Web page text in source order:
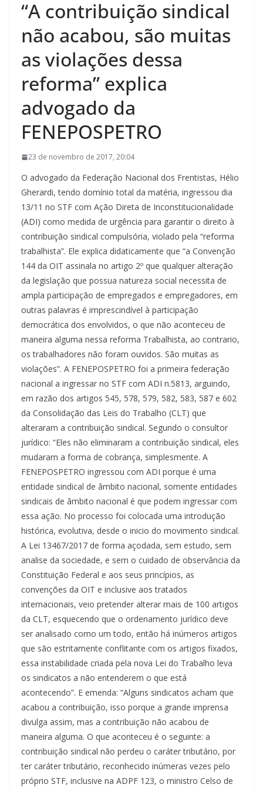
“A contribuição sindical
não acabou, são muitas
as violações dessa
reforma” explica
advogado da
FENEPOSPETRO
23 de novembro de 2017, 20:04
O advogado da Federação Nacional dos Frentistas, Hélio
Gherardi, tendo domínio total da matéria, ingressou dia
13/11 no STF com Ação Direta de Inconstitucionalidade
(ADI) como medida de urgência para garantir o direito à
contribuição sindical compulsória, violado pela “reforma
trabalhista”. Ele explica didaticamente que “a Convenção
144 da OIT assinala no artigo 2º que qualquer alteração
da legislação que possua natureza social necessita de
ampla participação de empregados e empregadores, em
outras palavras é imprescindível à participação
democrática dos envolvidos, o que não aconteceu de
maneira alguma nessa reforma Trabalhista, ao contrario,
os trabalhadores não foram ouvidos. São muitas as
violações”. A FENEPOSPETRO foi a primeira federação
nacional a ingressar no STF com ADI n.5813, arguindo,
em razão dos artigos 545, 578, 579, 582, 583, 587 e 602
da Consolidação das Leis do Trabalho (CLT) que
alteraram a contribuição sindical. Segundo o consultor
jurídico: “Eles não eliminaram a contribuição sindical, eles
mudaram a forma de cobrança, simplesmente. A
FENEPOSPETRO ingressou com ADI porque é uma
entidade sindical de âmbito nacional, somente entidades
sindicais de âmbito nacional é que podem ingressar com
essa ação. No processo foi colocada uma introdução
histórica, evolutiva, desde o inicio do movimento sindical.
A Lei 13467/2017 de forma açodada, sem estudo, sem
analise da sociedade, e sem o cuidado de observância da
Constituição Federal e aos seus princípios, as
convenções da OIT e inclusive aos tratados
internacionais, veio pretender alterar mais de 100 artigos
da CLT, esquecendo que o ordenamento jurídico deve
ser analisado como um todo, então há inúmeros artigos
que são estritamente conflitante com os artigos fixados,
essa instabilidade criada pela nova Lei do Trabalho leva
os sindicatos a não entenderem o que está
acontecendo”. E emenda: “Alguns sindicatos acham que
acabou a contribuição, isso porque a grande imprensa
divulga assim, mas a contribuição não acabou de
maneira alguma. O que aconteceu é o seguinte: a
contribuição sindical não perdeu o caráter tributário, por
ter caráter tributário, reconhecido inúmeras vezes pelo
próprio STF, inclusive na ADPF 123, o ministro Celso de